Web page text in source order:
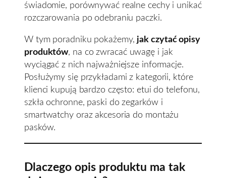
świadomie, porównywać realne cechy i unikać
rozczarowania po odebraniu paczki.
W tym poradniku pokażemy, jak czytać opisy
produktów, na co zwracać uwagę i jak
wyciągać z nich najważniejsze informacje.
Posłużymy się przykładami z kategorii, które
klienci kupują bardzo często: etui do telefonu,
szkła ochronne, paski do zegarków i
smartwatchy oraz akcesoria do montażu
pasków.
Dlaczego opis produktu ma tak